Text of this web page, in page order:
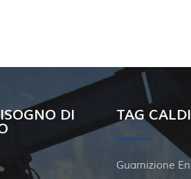
DI TAG CALDI